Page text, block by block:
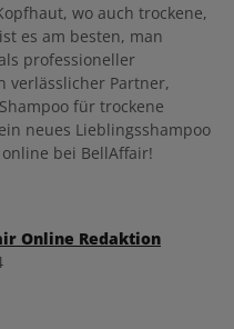
wo auch trockene,
es am besten, man
professioneller
verlässlicher Partner,
für trockene
neues Lieblingsshampoo
bei BellAffair!
Online Redaktion